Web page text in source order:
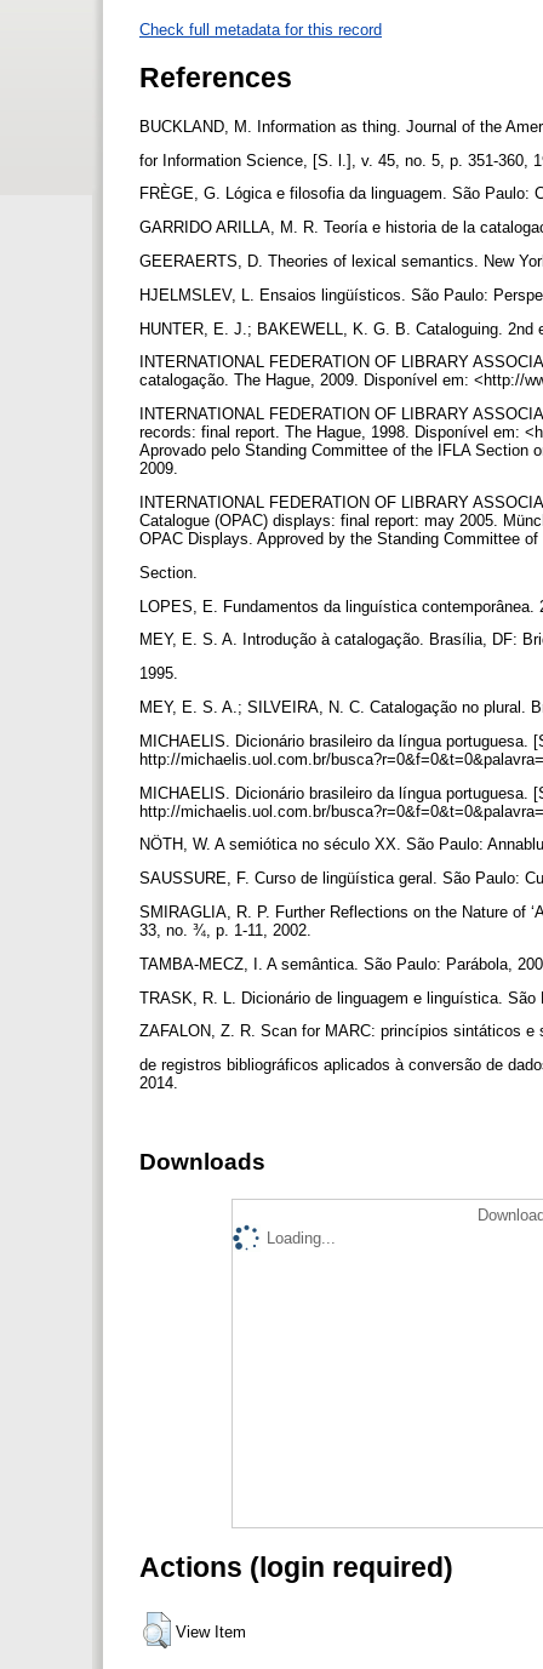
Check full metadata for this record
References
BUCKLAND, M. Information as thing. Journal of the
for Information Science, [S. l.], v. 45, no. 5, p. 351-360,
FRÈGE, G. Lógica e filosofia da linguagem. São Paulo:
GARRIDO ARILLA, M. R. Teoría e historia de la
GEERAERTS, D. Theories of lexical semantics. New
HJELMSLEV, L. Ensaios lingüísticos. São Paulo:
HUNTER, E. J.; BAKEWELL, K. G. B. Cataloguing. 2nd
INTERNATIONAL FEDERATION OF LIBRARY
catalogação. The Hague, 2009. Disponível em: <http://
INTERNATIONAL FEDERATION OF LIBRARY
records: final report. The Hague, 1998. Disponível em:
Aprovado pelo Standing Committee of the IFLA Section
2009.
INTERNATIONAL FEDERATION OF LIBRARY
Catalogue (OPAC) displays: final report: may 2005.
OPAC Displays. Approved by the Standing Committee
Section.
LOPES, E. Fundamentos da linguística
MEY, E. S. A. Introdução à catalogação. Brasília, DF:
1995.
MEY, E. S. A.; SILVEIRA, N. C. Catalogação no plural.
MICHAELIS. Dicionário brasileiro da língua portuguesa.
http://michaelis.uol.com.br/
MICHAELIS. Dicionário brasileiro da língua portuguesa.
http://michaelis.uol.com.br/
NÖTH, W. A semiótica no século XX. São Paulo:
SAUSSURE, F. Curso de lingüística geral. São Paulo:
SMIRAGLIA, R. P. Further Reflections on the Nature of
33, no. ¾, p. 1-11, 2002.
TAMBA-MECZ, I. A semântica. São Paulo: Parábola,
TRASK, R. L. Dicionário de linguagem e linguística.
ZAFALON, Z. R. Scan for MARC: princípios sintáticos
de registros bibliográficos aplicados à conversão de
2014.
Downloads
Loading...
Actions (login required)
View Item